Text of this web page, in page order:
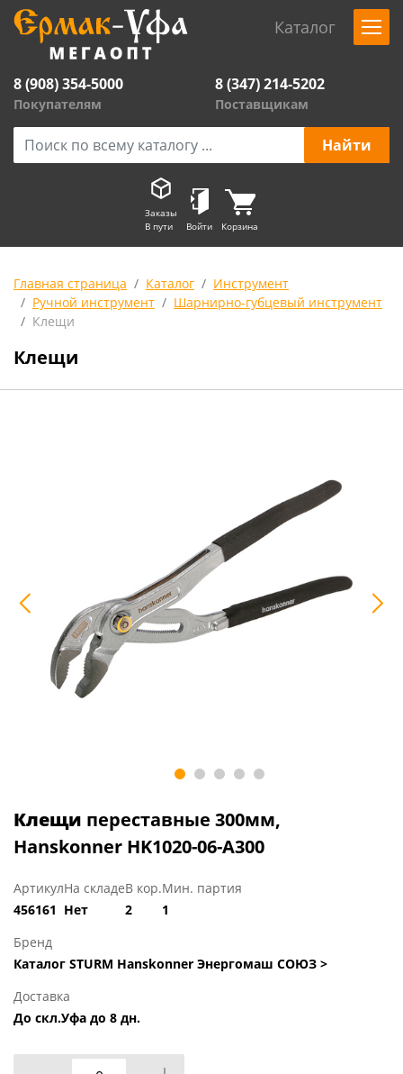
Каталог
8 (908) 354-5000
Покупателям
8 (347) 214-5202
Поставщикам
Заказы
В пути
Войти Корзина
Главная страница Каталог
Инструмент
Ручной инструмент
Шарнирно-губцевый инструмент
Клещи
Клещи
Клещи переставные 300мм,
Hanskonner HK1020-06-A300
Артикул
456161
На складе
Нет
В кор.
2
Мин. партия
1
Бренд
Каталог STURM Hanskonner Энергомаш СОЮЗ >
Доставка
До скл.Уфа до 8 дн.